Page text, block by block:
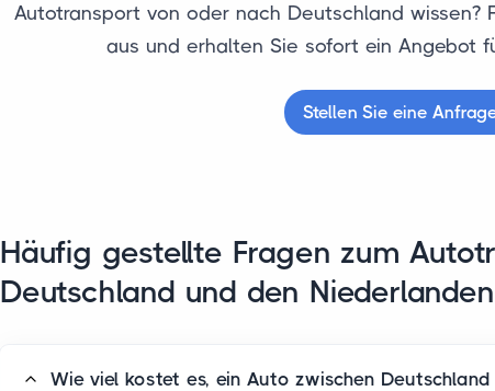
Autotransport von oder nach Deutschland wissen?
aus und erhalten Sie sofort ein Angebot
Stellen Sie eine
Häufig gestellte Fragen zum
Deutschland und den Niederlanden
Wie viel kostet es, ein Auto zwischen